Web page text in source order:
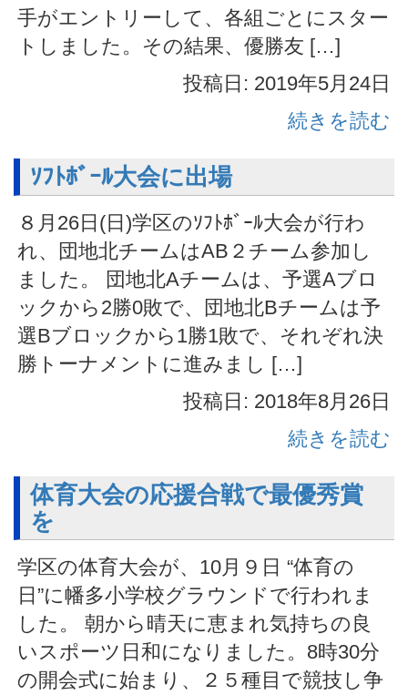
手がエントリーして、各組ごとにスター
トしました。その結果、優勝友 […]
投稿日: 2019年5月24日
続きを読む
ｿﾌﾄﾎﾞｰﾙ大会に出場
８月26日(日)学区のｿﾌﾄﾎﾞｰﾙ大会が行わ
れ、団地北チームはAB２チーム参加し
ました。 団地北Aチームは、予選Aブロ
ックから2勝0敗で、団地北Bチームは予
選Bブロックから1勝1敗で、それぞれ決
勝トーナメントに進みまし […]
投稿日: 2018年8月26日
続きを読む
体育大会の応援合戦で最優秀賞
を
学区の体育大会が、10月９日 “体育の
日”に幡多小学校グラウンドで行われま
した。 朝から晴天に恵まれ気持ちの良
いスポーツ日和になりました。8時30分
の開会式に始まり、２５種目で競技し争